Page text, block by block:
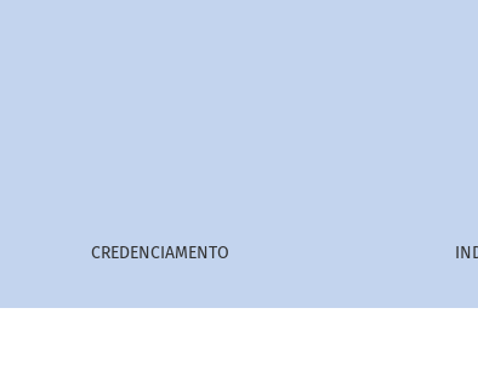
da UPE
CREDENCIAMENTO